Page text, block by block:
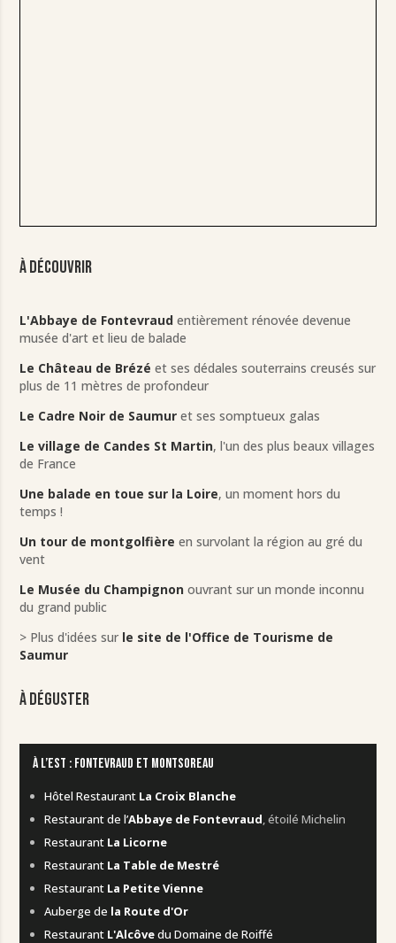
À découvrir
L'Abbaye de Fontevraud entièrement rénovée devenue
musée d'art et lieu de balade
Le Château de Brézé et ses dédales souterrains creusés sur
plus de 11 mètres de profondeur
Le Cadre Noir de Saumur et ses somptueux galas
Le village de Candes St Martin, l'un des plus beaux villages
de France
Une balade en toue sur la Loire, un moment hors du
temps !
Un tour de montgolfière en survolant la région au gré du
vent
Le Musée du Champignon ouvrant sur un monde inconnu
du grand public
> Plus d'idées sur le site de l'Office de Tourisme de
Saumur
À déguster
À L’EST : FONTEVRAUD ET MONTSOREAU
Hôtel Restaurant La Croix Blanche
Restaurant de l’Abbaye de Fontevraud, étoilé Michelin
Restaurant La Licorne
Restaurant La Table de Mestré
Restaurant La Petite Vienne
Auberge de la Route d'Or
Restaurant L'Alcôvedu Domaine de Roiffé